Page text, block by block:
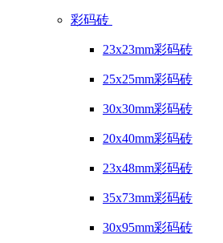
彩码砖
23x23mm彩码砖
25x25mm彩码砖
30x30mm彩码砖
20x40mm彩码砖
23x48mm彩码砖
35x73mm彩码砖
30x95mm彩码砖